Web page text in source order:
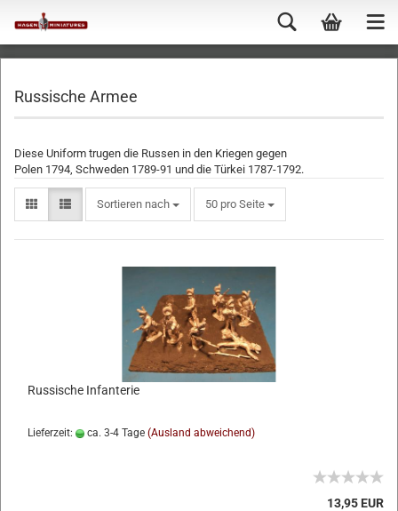
Russische Armee
Diese Uniform trugen die Russen in den Kriegen gegen
Polen 1794, Schweden 1789-91 und die Türkei 1787-1792.
Sortieren nach 50 pro Seite
Russische Infanterie
Lieferzeit: ca. 3-4 Tage (Ausland abweichend)
13,95 EUR